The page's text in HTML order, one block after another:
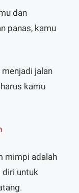
dan
panas, kamu
jalan
kamu
mimpi adalah
diri untuk